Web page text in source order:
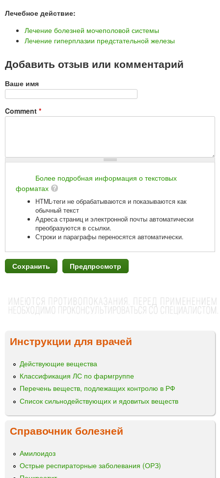
Лечебное действие:
Лечение болезней мочеполовой системы
Лечение гиперплазии предстательной железы
Добавить отзыв или комментарий
Ваше имя
Comment *
Более подробная информация о текстовых
форматах
HTML-теги не обрабатываются и показываются как
обычный текст
Адреса страниц и электронной почты автоматически
преобразуются в ссылки.
Строки и параграфы переносятся автоматически.
Инструкции для врачей
Действующие вещества
Классификация ЛС по фармгруппе
Перечень веществ, подлежащих контролю в РФ
Список сильнодействующих и ядовитых веществ
Справочник болезней
Амилоидоз
Острые респираторные заболевания (ОРЗ)